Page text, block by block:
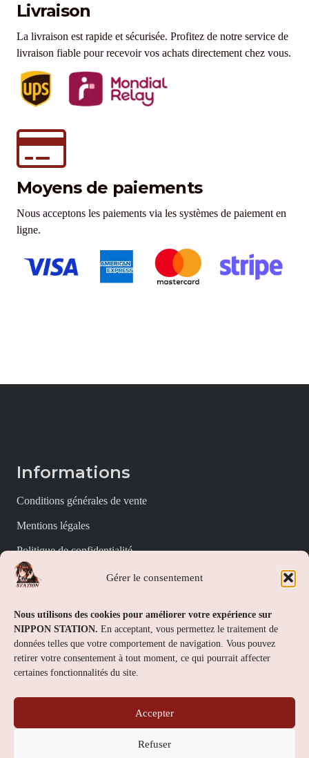
Gérer le consentement
Nous utilisons des cookies pour améliorer votre expérience sur
NIPPON STATION. En acceptant, vous permettez le traitement de
données telles que votre comportement de navigation. Vous pouvez
retirer votre consentement à tout moment, ce qui pourrait affecter
certaines fonctionnalités du site.
Accepter
Refuser
Livraison
La livraison est rapide et sécurisée. Profitez de notre service de
livraison fiable pour recevoir vos achats directement chez vous.
Moyens de paiements
Nous acceptons les paiements via les systèmes de paiement en
ligne.
Informations
Conditions générales de vente
Mentions légales
Politique de confidentialité
Politique de cookies (UE)
Nippon Station
À propos
FAQs
Contact